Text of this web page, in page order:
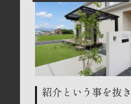
紹介という事を抜